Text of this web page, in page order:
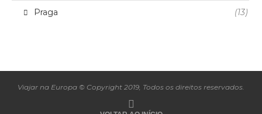
Praga (13)
Viajar na Europa © Copyright 2019, Todos os direitos reservados.